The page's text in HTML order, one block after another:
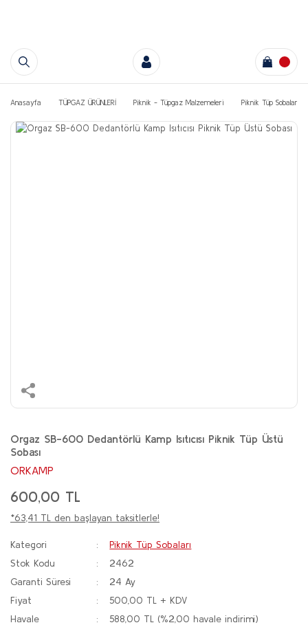
Anasayfa TÜPGAZ ÜRÜNLERİ Piknik - Tüpgaz Malzemeleri Piknik Tüp Sobaları
Orgaz SB-600 Dedantörlü Kamp Isıtıcısı Piknik Tüp Üstü
Sobası
ORKAMP
600,00 TL
*63,41 TL den başlayan taksitlerle!
Kategori
Piknik Tüp Sobaları
Stok Kodu
2462
Garanti Süresi
24 Ay
Fiyat
500,00 TL + KDV
Havale
588,00 TL (%2,00 havale indirimi)